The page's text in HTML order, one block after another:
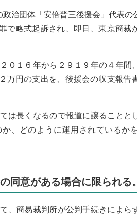
治団体「安倍晋三後援会」代表の
で略式起訴され、即日、東京簡裁
１６年から２９１９年の４年間
万円の支出を、後援会の収支報告
は長くなるので報道に譲ることと
、どのように運用されているか
意がある場合に限られる。
簡易裁判所が公判手続きによら